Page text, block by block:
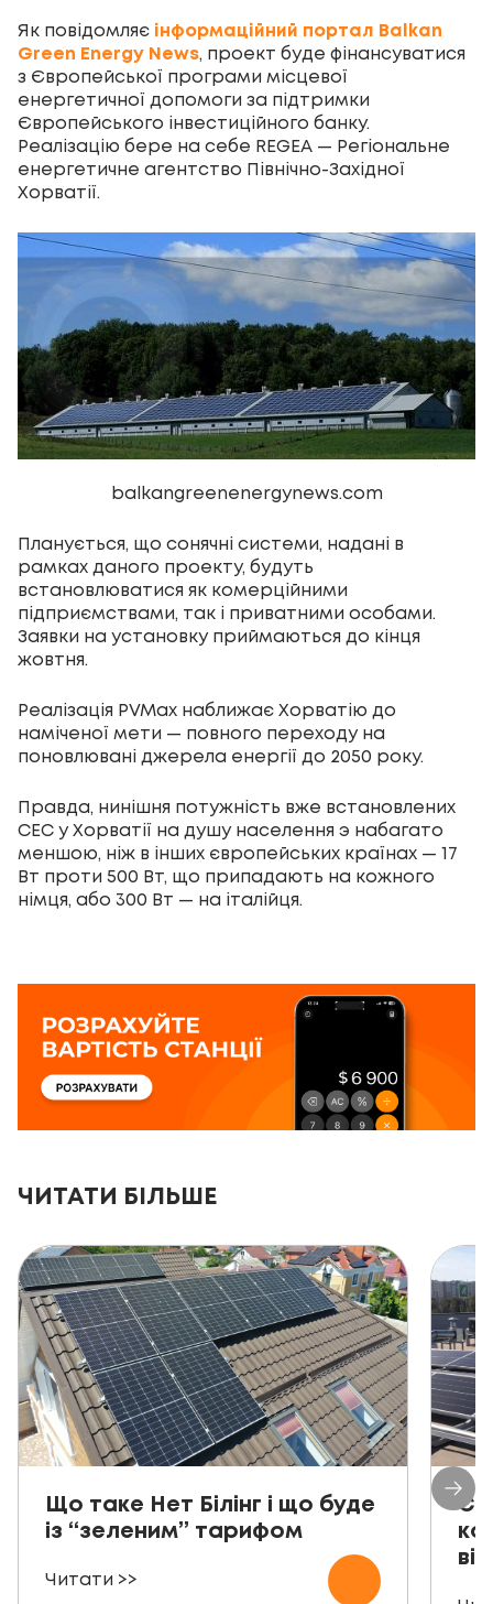
Як повідомляє інформаційний портал Balkan
Green Energy News, проект буде фінансуватися
з Європейської програми місцевої
енергетичної допомоги за підтримки
Європейського інвестиційного банку.
Реалізацію бере на себе REGEA — Регіональне
енергетичне агентство Північно-Західної
Хорватії.
balkangreenenergynews.com
Планується, що сонячні системи, надані в
рамках даного проекту, будуть
встановлюватися як комерційними
підприємствами, так і приватними особами.
Заявки на установку приймаються до кінця
жовтня.
Реалізація PVMax наближає Хорватію до
наміченої мети — повного переходу на
поновлювані джерела енергії до 2050 року.
Правда, нинішня потужність вже встановлених
СЕС у Хорватії на душу населення э набагато
меншою, ніж в інших європейських країнах — 17
Вт проти 500 Вт, що припадають на кожного
німця, або 300 Вт — на італійця.
ЧИТАТИ БІЛЬШЕ
Що таке Нет Білінг і що буде
із “зеленим” тарифом
Читати >>